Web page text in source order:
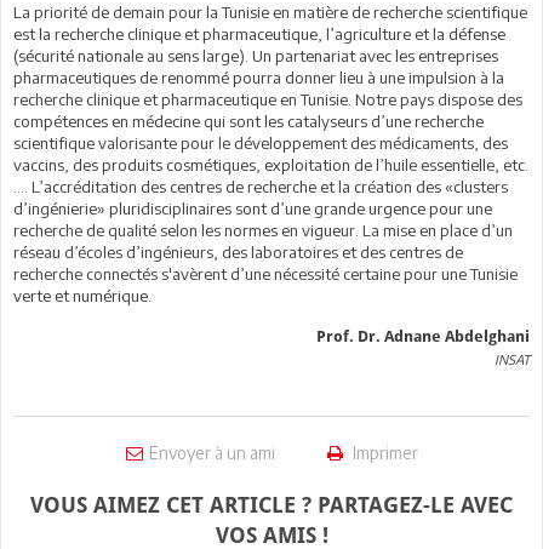
La priorité de demain pour la Tunisie en matière de recherche scientifique
est la recherche clinique et pharmaceutique, l’agriculture et la défense
(sécurité nationale au sens large). Un partenariat avec les entreprises
pharmaceutiques de renommé pourra donner lieu à une impulsion à la
recherche clinique et pharmaceutique en Tunisie. Notre pays dispose des
compétences en médecine qui sont les catalyseurs d’une recherche
scientifique valorisante pour le développement des médicaments, des
vaccins, des produits cosmétiques, exploitation de l’huile essentielle, etc.
…. L’accréditation des centres de recherche et la création des «clusters
d’ingénierie» pluridisciplinaires sont d’une grande urgence pour une
recherche de qualité selon les normes en vigueur. La mise en place d’un
réseau d’écoles d’ingénieurs, des laboratoires et des centres de
recherche connectés s'avèrent d’une nécessité certaine pour une Tunisie
verte et numérique.
Prof. Dr. Adnane Abdelghani
INSAT
Envoyer à un ami Imprimer
VOUS AIMEZ CET ARTICLE ? PARTAGEZ-LE AVEC
VOS AMIS !